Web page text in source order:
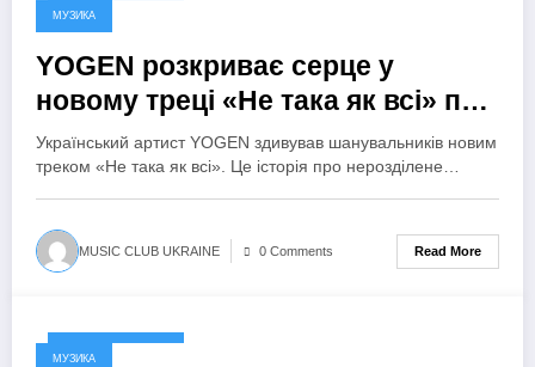
24 Вересня, 2024
МУЗИКА
YOGEN розкриває серце у
новому треці «Не така як всі» про
нерозділене кохання
Український артист YOGEN здивував шанувальників новим
треком «Не така як всі». Це історія про нерозділене…
MUSIC CLUB UKRAINE 0 Comments Read More
23 Вересня, 2024
МУЗИКА